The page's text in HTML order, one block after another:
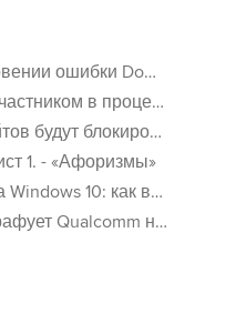
в Chrome - «Windows»
ФАС против Google - «Интернет»
- «Интернет»
1. - «Афоризмы»
реестр Виндовс 10 - «Windows»
на $774 млн - «Новости сети»